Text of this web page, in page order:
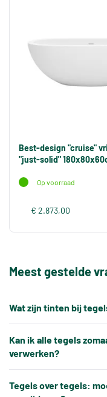
Best-design "cruise"
"just-solid"
Op voorraad
€ 2.873,00
Meest gestelde
Wat zijn tinten bij
een eigen
temperaturen worden
Kan ik alle tegels
verwerken?
gewenst patroon
Tegels over tegels: